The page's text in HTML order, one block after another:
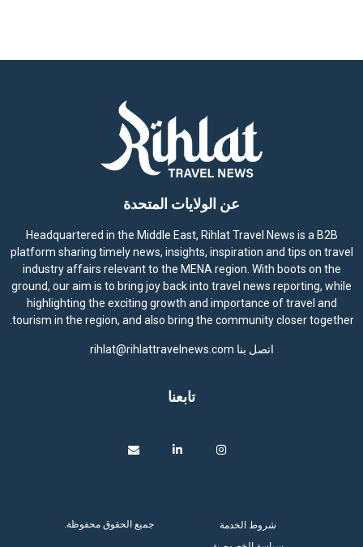
عن الولايات المتحدة
Headquartered in the Middle East, Rihlat Travel News is a B2B
platform sharing timely news, insights, inspiration and tips on travel
industry affairs relevant to the MENA region. With boots on the
ground, our aim is to bring joy back into travel news reporting, while
highlighting the exciting growth and importance of travel and
tourism in the region, and also bring the community closer together.
اتصل بنا rihlat@rihlattravelnews.com
تابعنا
جميع الحقوق محفوظة.
شروط الخدمة